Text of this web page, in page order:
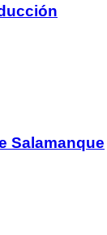
Salamanque